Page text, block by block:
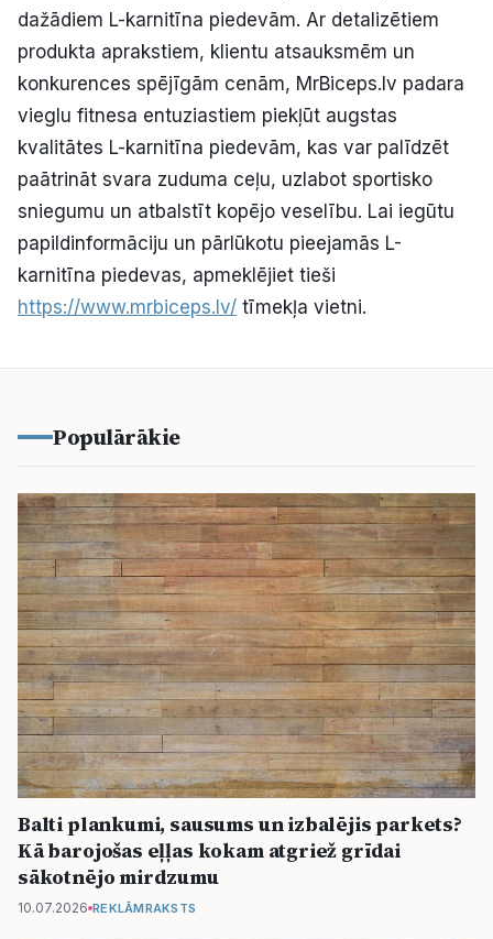
dažādiem L-karnitīna piedevām. Ar detalizētiem
produkta aprakstiem, klientu atsauksmēm un
konkurences spējīgām cenām, MrBiceps.lv padara
vieglu fitnesa entuziastiem piekļūt augstas
kvalitātes L-karnitīna piedevām, kas var palīdzēt
paātrināt svara zuduma ceļu, uzlabot sportisko
sniegumu un atbalstīt kopējo veselību. Lai iegūtu
papildinformāciju un pārlūkotu pieejamās L-
karnitīna piedevas, apmeklējiet tieši
https://www.mrbiceps.lv/ tīmekļa vietni.
Populārākie
Balti plankumi, sausums un izbalējis parkets?
Kā barojošas eļļas kokam atgriež grīdai
sākotnējo mirdzumu
10.07.2026 REKLĀMRAKSTS